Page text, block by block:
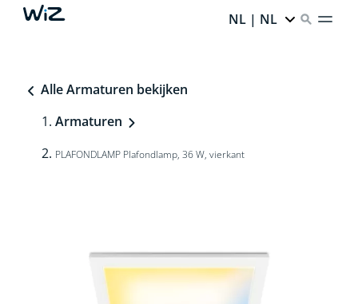
NL | NL
Alle Armaturen bekijken
Armaturen
PLAFONDLAMP Plafondlamp, 36 W, vierkant